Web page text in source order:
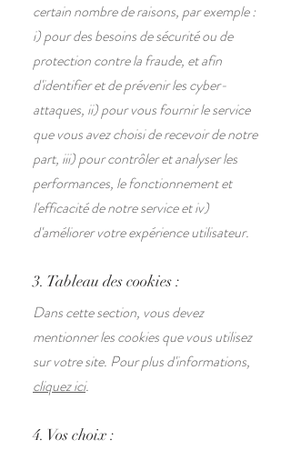
certain nombre de raisons, par exemple :
i) pour des besoins de sécurité ou de
protection contre la fraude, et afin
d'identifier et de prévenir les cyber-
attaques, ii) pour vous fournir le service
que vous avez choisi de recevoir de notre
part, iii) pour contrôler et analyser les
performances, le fonctionnement et
l'efficacité de notre service et iv)
d'améliorer votre expérience utilisateur.
3. Tableau des cookies :
Dans cette section, vous devez
mentionner les cookies que vous utilisez
sur votre site. Pour plus d'informations,
cliquez ici.
4. Vos choix :